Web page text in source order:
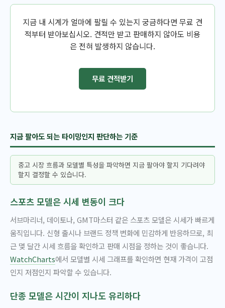
지금 내 시계가 얼마에 팔릴 수 있는지 궁금하다면 무료 견
적부터 받아보십시오. 견적만 받고 판매하지 않아도 비용
은 전혀 발생하지 않습니다.
무료 견적받기
지금 팔아도 되는 타이밍인지 판단하는 기준
중고 시장 흐름과 모델별 특성을 파악하면 지금 팔아야 할지 기다려야
할지 결정할 수 있습니다.
스포츠 모델은 시세 변동이 크다
서브마리너, 데이토나, GMT마스터 같은 스포츠 모델은 시세가 빠르게
움직입니다. 신형 출시나 브랜드 정책 변화에 민감하게 반응하므로, 최
근 몇 달간 시세 흐름을 확인하고 판매 시점을 정하는 것이 좋습니다.
WatchCharts에서 모델별 시세 그래프를 확인하면 현재 가격이 고점
인지 저점인지 파악할 수 있습니다.
단종 모델은 시간이 지나도 유리하다